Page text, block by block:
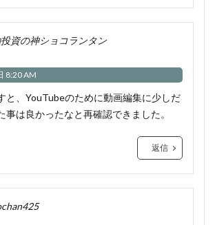
投資の神ショコランタン
8:20 AM
と、YouTubeのために動画編集に少しだ
事は良かったなと再確認できました。
返信